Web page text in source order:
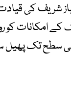
شریف کی
کو
سطح تک پھیل